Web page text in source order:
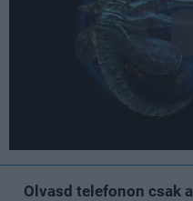
Olvasd telefonon csak